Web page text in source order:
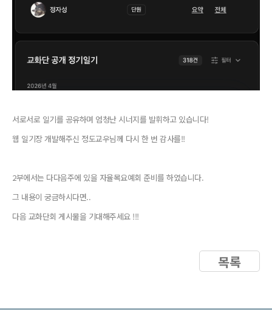
서로서로 일기를 공유하며 엄청난 시너지를 발휘하고 있습니다!
웹 일기장 개발해주신 정도교우님께 다시 한 번 감사를!!
2부에서는 다다음주에 있을 자율목요예회 준비를 하였습니다.
그 내용이 궁금하시다면..
다음 교화단회 게시물을 기대해주세요 !!!
목록